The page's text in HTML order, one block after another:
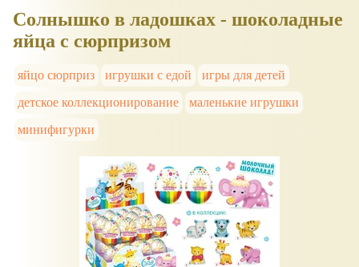
Солнышко в ладошках - шоколадные
яйца с сюрпризом
яйцо сюрприз игрушки с едой
игры для детей
детское коллекционирование
маленькие игрушки
минифигурки